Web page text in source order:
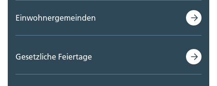
Einwohnergemeinden
Gesetzliche Feiertage